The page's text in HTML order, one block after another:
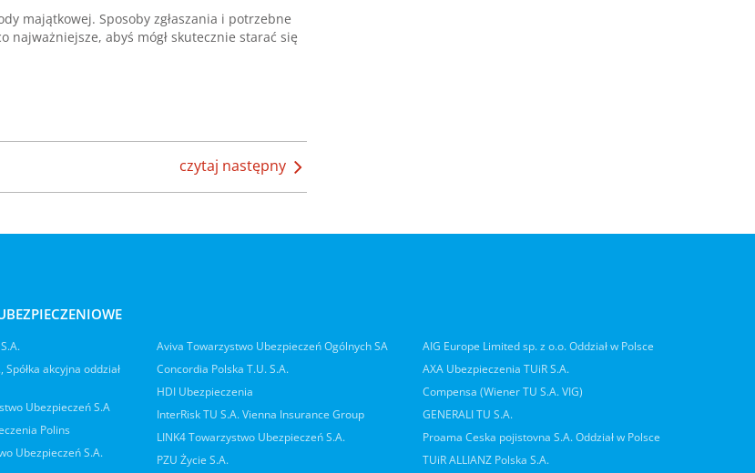
majątkowej. Sposoby zgłaszania i potrzebne
najważniejsze, abyś mógł skutecznie starać się
czytaj następny
akcyjna oddział
Ubezpieczeń S.A
Polins
Ubezpieczeń S.A.
Aviva Towarzystwo Ubezpieczeń Ogólnych SA
Concordia Polska T.U. S.A.
HDI Ubezpieczenia
InterRisk TU S.A. Vienna Insurance Group
LINK4 Towarzystwo Ubezpieczeń S.A.
PZU Życie S.A.
AIG Europe Limited sp. z o.o. Oddział w Polsce
AXA Ubezpieczenia TUiR S.A.
Compensa (Wiener TU S.A. VIG)
GENERALI TU S.A.
Proama Ceska pojistovna S.A. Oddział w Polsce
TUiR ALLIANZ Polska S.A.